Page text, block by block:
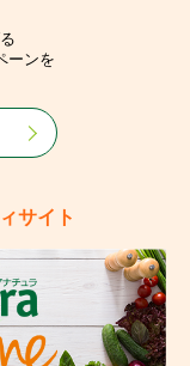
ーンを
サイト